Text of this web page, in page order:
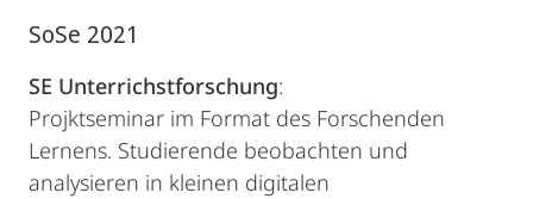
SoSe 2021
SE Unterrichstforschung:
Projktseminar im Format des Forschenden
Lernens. Studierende beobachten und
analysieren in kleinen digitalen